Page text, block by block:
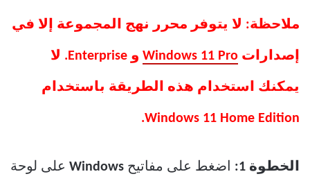
ملاحظة: لا يتوفر محرر نهج المجموعة إلا في
إصدارات Windows 11 Pro و Enterprise. لا
يمكنك استخدام هذه الطريقة باستخدام
Windows 11 Home Edition.
الخطوة 1: اضغط على مفاتيح Windows على لوحة